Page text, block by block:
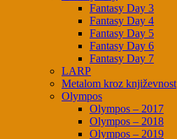
Fantasy Day 3
Fantasy Day 4
Fantasy Day 5
Fantasy Day 6
Fantasy Day 7
LARP
Metalom kroz književnost
Olympos
Olympos – 2017
Olympos – 2018
Olympos – 2019